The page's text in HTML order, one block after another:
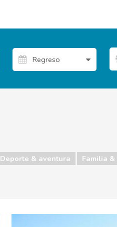
Deporte & aventura Familia